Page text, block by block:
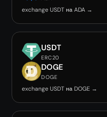
exchange USDT на ADA →
USDT
ERC20
DOGE
DOGE
exchange USDT на DOGE →